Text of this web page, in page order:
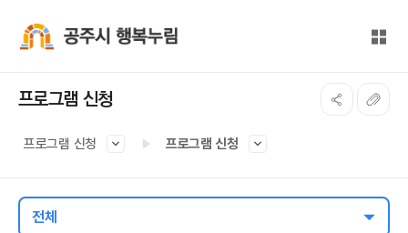
전체
프로그램 신청
프로그램 신청 프로그램 신청
전체